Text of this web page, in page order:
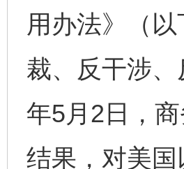
用办法》（
裁、反干涉、
年5月2日，
结果，对美